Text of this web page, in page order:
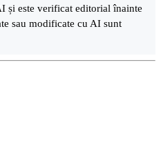
și este verificat editorial înainte
sau modificate cu AI sunt